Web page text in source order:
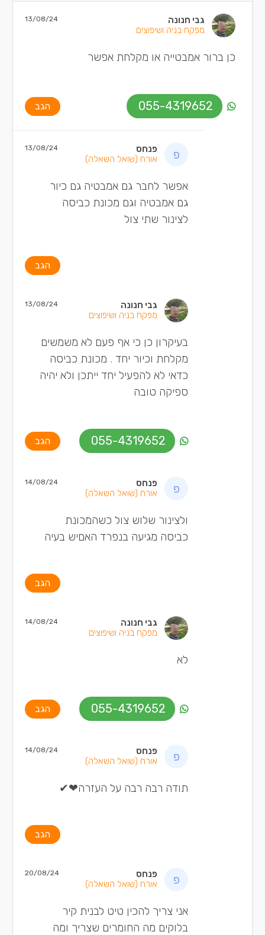
גבי חנונה
מפקח בניה ושיפוצים
13/08/24
כן ברור אמבטייה או מקלחת אפשר
055-4319652 הגב
פנחס
אורח (שואל השאלה)
13/08/24
אפשר לחבר גם אמבטיה גם כיור
גם אמבטיה וגם מכונת כביסה
לצינור שתי צול
הגב
גבי חנונה
מפקח בניה ושיפוצים
13/08/24
בעיקרון כן כי אף פעם לא משמשים
מקלחת וכיור יחד . מכונת כביסה
כדאי לא להפעיל יחד ייתכן ולא יהיה
ספיקה טובה
055-4319652 הגב
פנחס
אורח (שואל השאלה)
14/08/24
ולצינור שלוש צול כשהמכונת
כביסה מגיעה בנפרד האםיש בעיה
הגב
גבי חנונה
מפקח בניה ושיפוצים
14/08/24
לא
055-4319652 הגב
פנחס
אורח (שואל השאלה)
14/08/24
תודה רבה רבה על העזרה❤✔
הגב
פנחס
אורח (שואל השאלה)
20/08/24
אני צריך להכין טיט לבנית קיר
בלוקים מה החומרים שצריך ומה